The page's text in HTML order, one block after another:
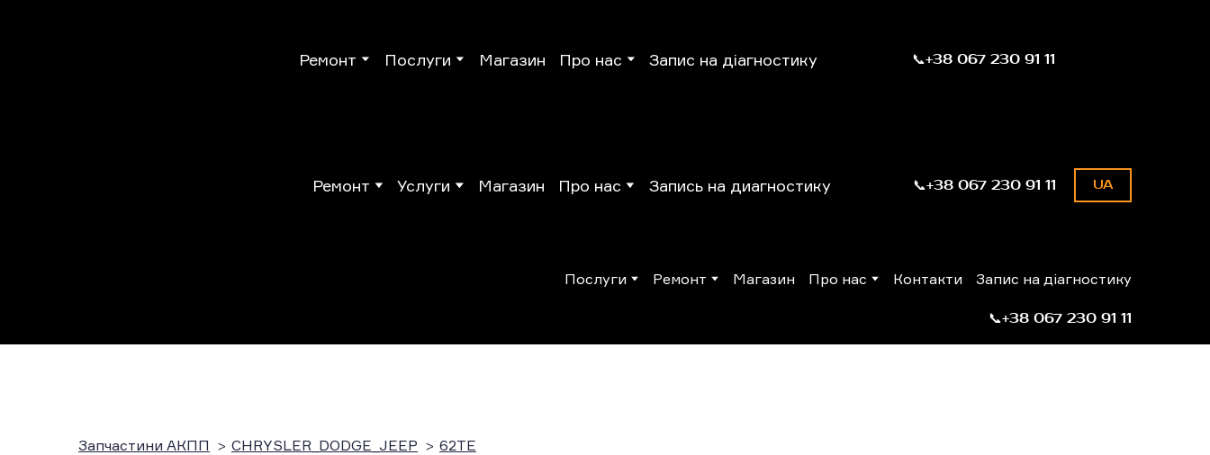
Ремонт Послуги Магазин Про нас Запис на діагностику 📞+38 067 230 91 11
Ремонт Услуги Магазин Про нас Запись на диагностику 📞+38 067 230 91 11 UA
Послуги Ремонт Магазин Про нас Контакти Запис на діагностику
📞+38 067 230 91 11
Запчастини АКПП CHRYSLER_DODGE_JEEP 62TE